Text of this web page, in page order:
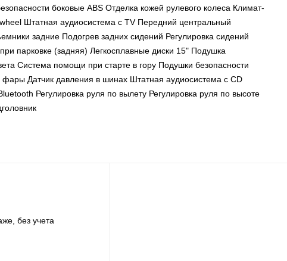
боковые ABS Отделка кожей рулевого колеса Климат-
Штатная аудиосистема с TV Передний центральный
задние Подогрев задних сидений Регулировка сидений
парковке (задняя) Легкосплавные диски 15" Подушка
Система помощи при старте в гору Подушки безопасности
Датчик давления в шинах Штатная аудиосистема с CD
Регулировка руля по вылету Регулировка руля по высоте
без учета